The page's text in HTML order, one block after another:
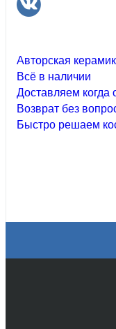
Авторская
Всё в наличии
Доставляем когда
Возврат без
Быстро решаем